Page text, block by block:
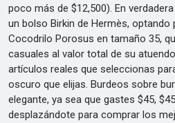
poco más de $12,500). En
un bolso Birkin de Hermès, optando
Cocodrilo Porosus en tamaño 35,
casuales al valor total de su
artículos reales que seleccionas
oscuro que elijas. Burdeos sobre
elegante, ya sea que gastes $45,
desplazándote para comprar los